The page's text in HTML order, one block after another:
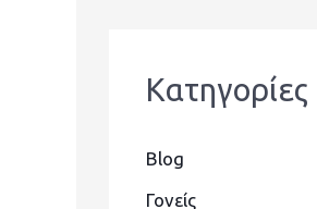
Kατηγορίες
Blog
Γονείς